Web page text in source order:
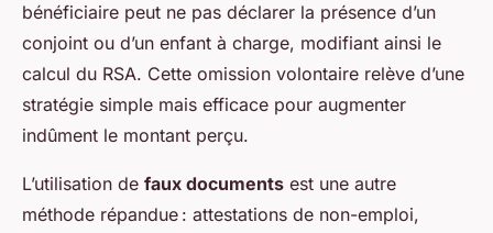
bénéficiaire peut ne pas déclarer la présence d’un
conjoint ou d’un enfant à charge, modifiant ainsi le
calcul du RSA. Cette omission volontaire relève d’une
stratégie simple mais efficace pour augmenter
indûment le montant perçu.
L’utilisation de faux documents est une autre
méthode répandue : attestations de non-emploi,